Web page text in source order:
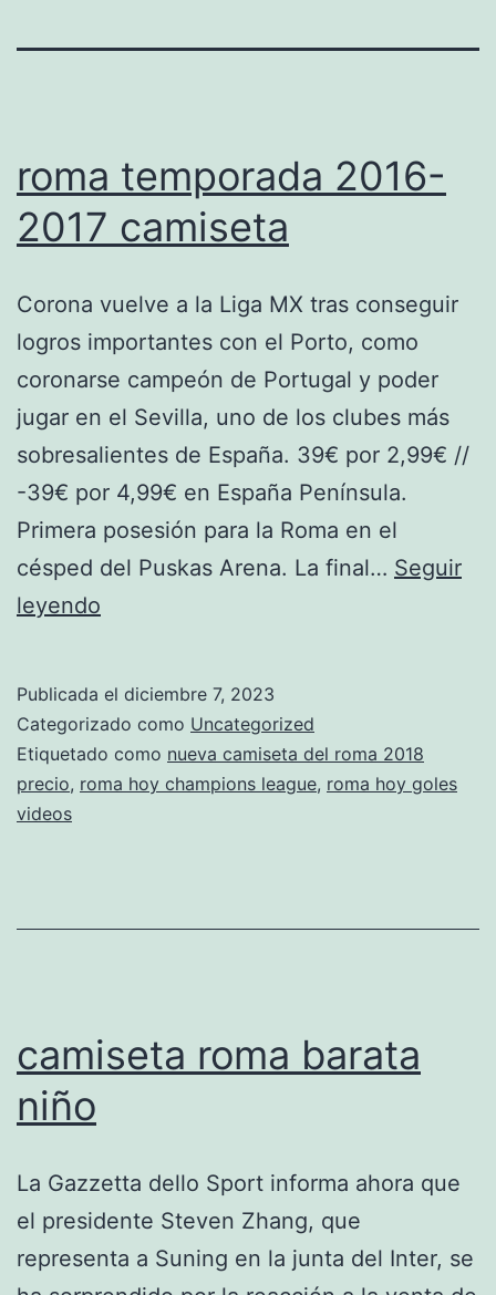
roma temporada 2016-
2017 camiseta
Corona vuelve a la Liga MX tras conseguir
logros importantes con el Porto, como
coronarse campeón de Portugal y poder
jugar en el Sevilla, uno de los clubes más
sobresalientes de España. 39€ por 2,99€ //
-39€ por 4,99€ en España Península.
Primera posesión para la Roma en el
césped del Puskas Arena. La final… Seguir
leyendo
2017
camiseta
Publicada el diciembre 7, 2023
Categorizado como Uncategorized
Etiquetado como nueva camiseta del roma 2018
precio, roma hoy champions league, roma hoy goles
videos
camiseta roma barata
niño
La Gazzetta dello Sport informa ahora que
el presidente Steven Zhang, que
representa a Suning en la junta del Inter, se